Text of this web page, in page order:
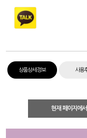
상품상세정보 사용
현재 페이지에